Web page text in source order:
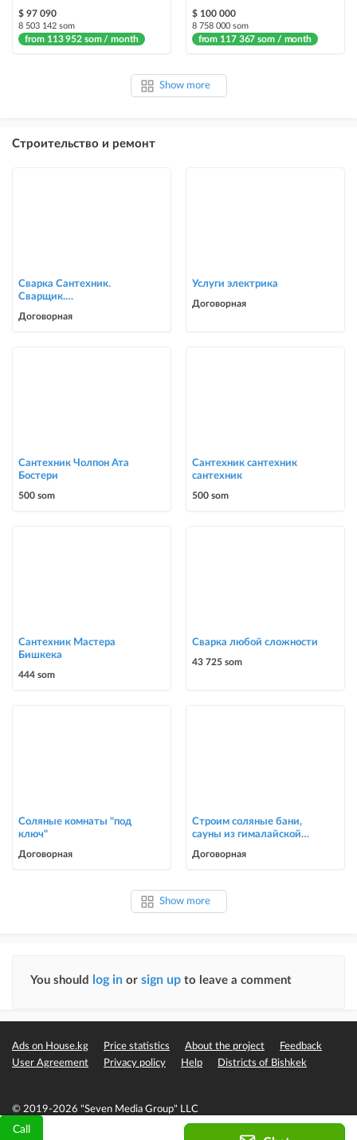
Call
$ 97 090
8 503 142 som
from 113 952 som / month
$ 100 000
8 758 000 som
from 117 367 som / month
Show more
Строительство и ремонт
Сварка Сантехник.
Сварщик.
сварочные работы в Биш
Договорная
Услуги электрика
Договорная
Сантехник Чолпон Ата
Бостери
500 som
Сантехник сантехник
сантехник
500 som
Сантехник Мастера
Бишкека
444 som
Сварка любой сложности
43 725 som
Соляные комнаты "под
ключ"
Договорная
Строим соляные бани,
сауны из гималайской
Договорная
Show more
You should log in or sign up to leave a comment
Ads on House.kg Price statistics About the project
Feedback
User Agreement
Privacy policy Help Districts of Bishkek
© 2019-2026 "Seven Media Group" LLC